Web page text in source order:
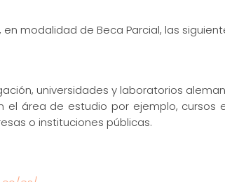
modalidad de Beca Parcial, las
universidades y laboratorios
área de estudio por ejemplo, cursos
o instituciones públicas.